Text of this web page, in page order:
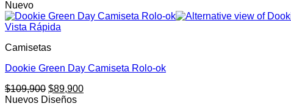
original
era:
actual
Nuevo
Vista Rápida
Camisetas
Dookie Green Day Camiseta Rolo-ok
$109,900 El
precio
$89,900El
Nuevos Diseños